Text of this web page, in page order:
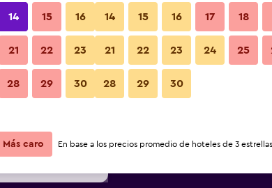
Ver oferta
Ver oferta
14 15 16
21 22 23
28 29 30
14 15 16 17 18
21 22 23 24 25
28 29 30
Más caro En base a los precios promedio de hoteles de 3 estrellas